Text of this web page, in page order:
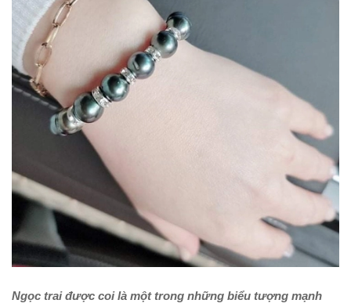
Ngọc traiđược coi là một trong những biểu tượng mạnh